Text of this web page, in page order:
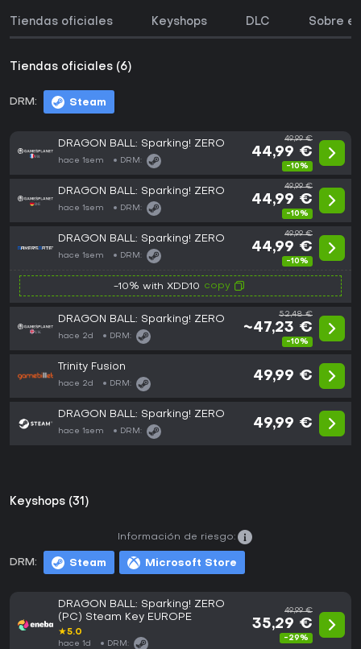
Tiendas oficiales Keyshops DLC Sobre
Tiendas oficiales (6)
DRM: Steam
DRAGON BALL: Sparking! ZERO
hace 1sem DRM:
49,99 €
44,99 €
-10%
DRAGON BALL: Sparking! ZERO
hace 1sem DRM:
49,99 €
44,99 €
-10%
DRAGON BALL: Sparking! ZERO
hace 1sem DRM:
49,99 €
44,99 €
-10%
-10% with XDD10 copy
DRAGON BALL: Sparking! ZERO
hace 2d DRM:
52,48 €
~47,23 €
-10%
Trinity Fusion
hace 2d DRM:
49,99 €
DRAGON BALL: Sparking! ZERO
hace 1sem DRM:
49,99 €
Keyshops (31)
DRM: Steam Microsoft Store
Información de riesgo:
DRAGON BALL: Sparking! ZERO
(PC) Steam Key EUROPE
★5.0
hace 1d DRM:
49,99 €
35,29 €
-29%